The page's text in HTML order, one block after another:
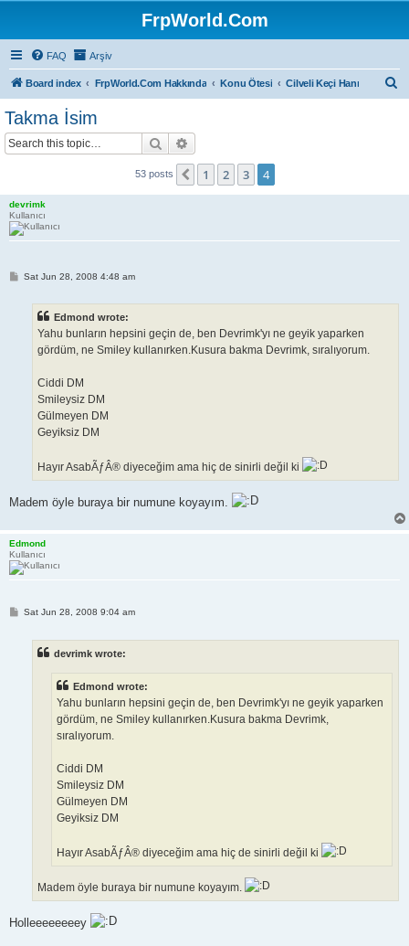
FrpWorld.Com
FAQ Arşiv
Board index FrpWorld.Com Hakkında Konu Ötesi Cilveli Keçi Hanı
Takma İsim
Search
53 posts Previous
1 2 3 4
devrimk
Kullanıcı
PSat Jun 28, 2008 4:48 am
Edmond wrote:
Yahu bunların hepsini geçin de, ben Devrimk'yı ne geyik yaparken
gördüm, ne Smiley kullanırken.Kusura bakma Devrimk, sıralıyorum.
Ciddi DM
Smileysiz DM
Gülmeyen DM
Geyiksiz DM
Hayır AsabÃƒÂ® diyeceğim ama hiç de sinirli değil ki
Madem öyle buraya bir numune koyayım.
Edmond
Kullanıcı
PSat Jun 28, 2008 9:04 am
devrimk wrote:
Edmond wrote:
Yahu bunların hepsini geçin de, ben Devrimk'yı ne geyik yaparken
gördüm, ne Smiley kullanırken.Kusura bakma Devrimk,
sıralıyorum.
Ciddi DM
Smileysiz DM
Gülmeyen DM
Geyiksiz DM
Hayır AsabÃƒÂ® diyeceğim ama hiç de sinirli değil ki
Madem öyle buraya bir numune koyayım.
Holleeeeeeeey